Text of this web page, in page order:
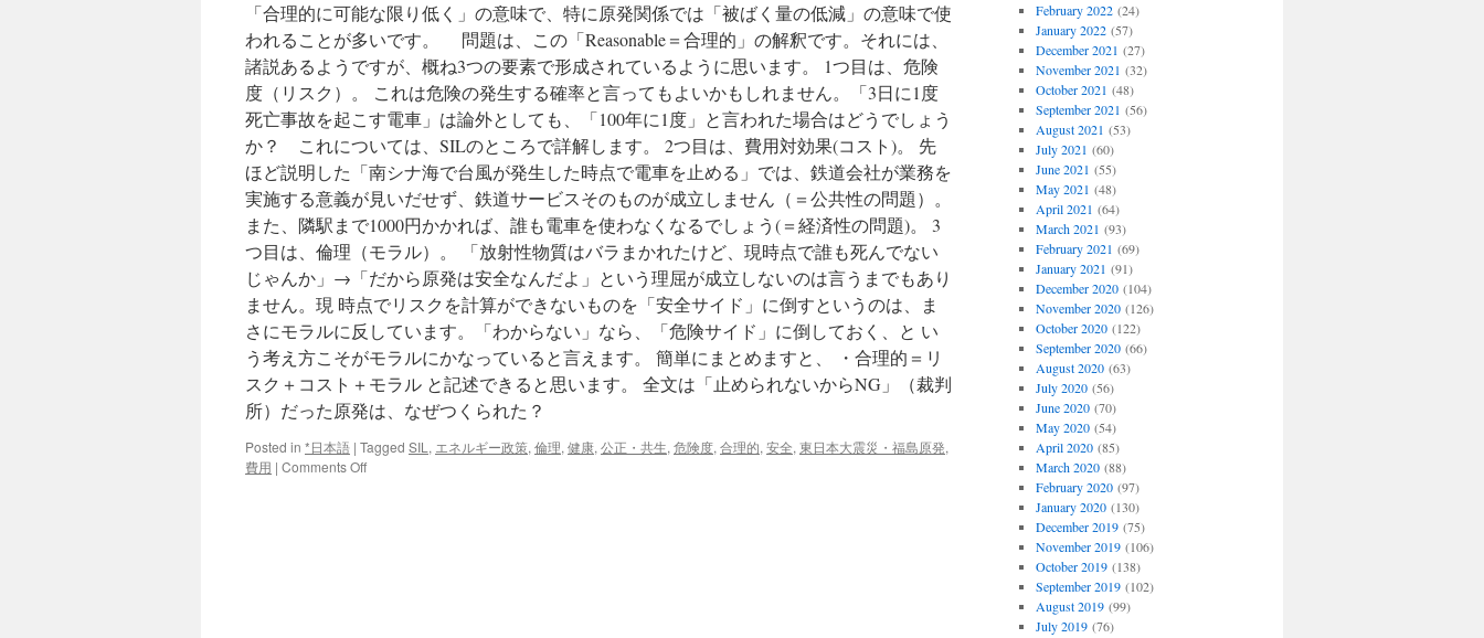
な
い
課
題
と
ど
う
向
か
い
合
う
か」
via
Christian
Today
「合理的に可能な限り低く」の意味で、特に原発関係では「被ばく量の低減」の意味で使
われることが多いです。 問題は、この「Reasonable＝合理的」の解釈です。それには、
諸説あるようですが、概ね3つの要素で形成されているように思います。 1つ目は、危険
度（リスク）。 これは危険の発生する確率と言ってもよいかもしれません。「3日に1度
死亡事故を起こす電車」は論外としても、「100年に1度」と言われた場合はどうでしょう
か？ これについては、SILのところで詳解します。 2つ目は、費用対効果(コスト)。 先
ほど説明した「南シナ海で台風が発生した時点で電車を止める」では、鉄道会社が業務を
実施する意義が見いだせず、鉄道サービスそのものが成立しません（＝公共性の問題）。
また、隣駅まで1000円かかれば、誰も電車を使わなくなるでしょう(＝経済性の問題)。 3
つ目は、倫理（モラル）。 「放射性物質はバラまかれたけど、現時点で誰も死んでない
じゃんか」→「だから原発は安全なんだよ」という理屈が成立しないのは言うまでもあり
ません。現 時点でリスクを計算ができないものを「安全サイド」に倒すというのは、ま
さにモラルに反しています。「わからない」なら、「危険サイド」に倒しておく、と い
う考え方こそがモラルにかなっていると言えます。 簡単にまとめますと、 ・合理的＝リ
スク＋コスト＋モラル と記述できると思います。 全文は「止められないからNG」（裁判
所）だった原発は、なぜつくられた？
Posted in *日本語 | Tagged SIL , エネルギー政策, 倫理, 健康, 公正・共生, 危険度, 合理的, 安全, 東日本大震災・福島原発,
費用 | Comments Offon
February 2022(24)
January 2022(57)
December 2021 (27)
November 2021 (32)
October 2021 (48)
September 2021 (56)
August 2021 (53)
July 2021 (60)
June 2021 (55)
May 2021 (48)
April 2021 (64)
March 2021 (93)
February 2021 (69)
January 2021 (91)
December 2020(104)
November 2020(126)
October 2020(122)
September 2020(66)
August 2020(63)
July 2020(56)
June 2020(70)
May 2020(54)
April 2020(85)
March 2020(88)
February 2020(97)
January 2020(130)
December 2019(75)
November 2019(106)
October 2019(138)
September 2019(102)
August 2019(99)
July 2019(76)